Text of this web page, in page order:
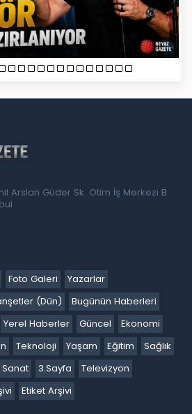
Arslan Güder Sk. Otim İş Merkezi B
Foto Galeri
Yazarlar
(Dün)
Bugünün Haberleri
Yerel Haberler Güncel
Ekonomi
Teknoloji Yaşam Eğitim
Sağlık
3.Sayfa
Televizyon
Etiket Arşivi